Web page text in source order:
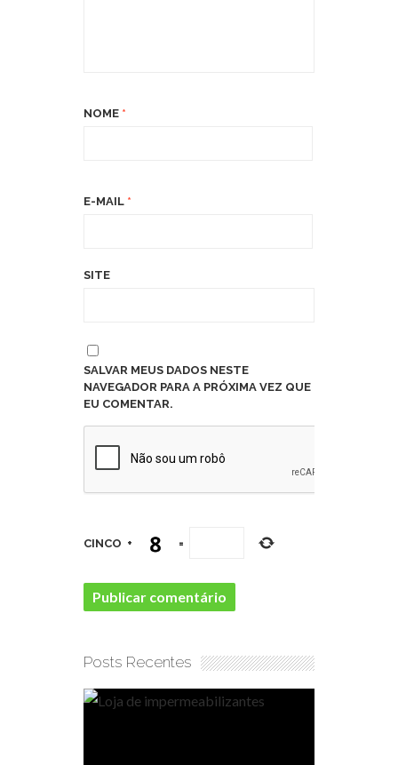
NOME *
E-MAIL *
SITE
SALVAR MEUS DADOS NESTE
NAVEGADOR PARA A PRÓXIMA VEZ QUE
EU COMENTAR.
CINCO + =
Posts Recentes